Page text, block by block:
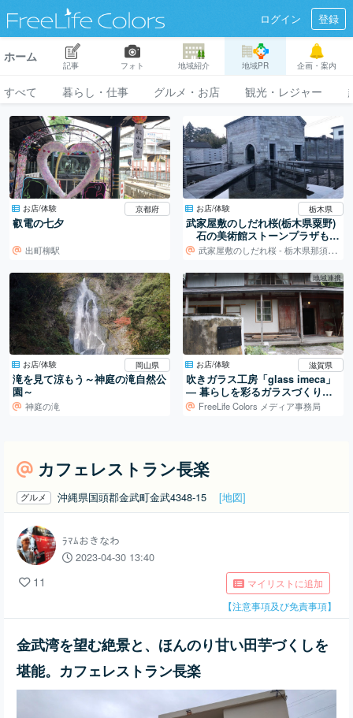
ログイン 登録
ホーム
記事 フォト 地域紹介 地域PR 企画・案内
すべて 暮らし・仕事 グルメ・お店 観光・レジャー
お店/体験 京都府
叡電の七夕
出町柳駅
お店/体験 栃木県
武家屋敷のしだれ桜(栃木県粟野)
石の美術館ストーンプラザもぜ
ひ♩武家屋敷のしだれ桜 - 栃木県那須郡那須町
お店/体験 岡山県
滝を見て涼もう～神庭の滝自然公
園～
神庭の滝
地域連携
お店/体験 滋賀県
吹きガラス工房「glass imeca」
― 暮らしを彩るガラスづくり／
滋賀・葛川
FreeLife Colors メディア事務局
カフェレストラン長楽
グルメ 沖縄県国頭郡金武町金武4348-15 [地図]
ﾗﾏﾑおきなわ
2023-04-30 13:40
11
マイリストに追加
【注意事項及び免責事項】
金武湾を望む絶景と、ほんのり甘い田芋づくしを
堪能。カフェレストラン長楽